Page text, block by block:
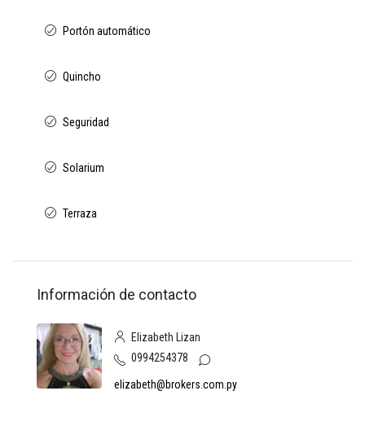
Portón automático
Quincho
Seguridad
Solarium
Terraza
Información de contacto
Elizabeth Lizan
0994254378
elizabeth@brokers.com.py